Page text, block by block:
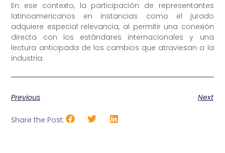
En ese contexto, la participación de representantes
latinoamericanos en instancias como el jurado
adquiere especial relevancia, al permitir una conexión
directa con los estándares internacionales y una
lectura anticipada de los cambios que atraviesan a la
industria.
Previous Next
Share the Post: